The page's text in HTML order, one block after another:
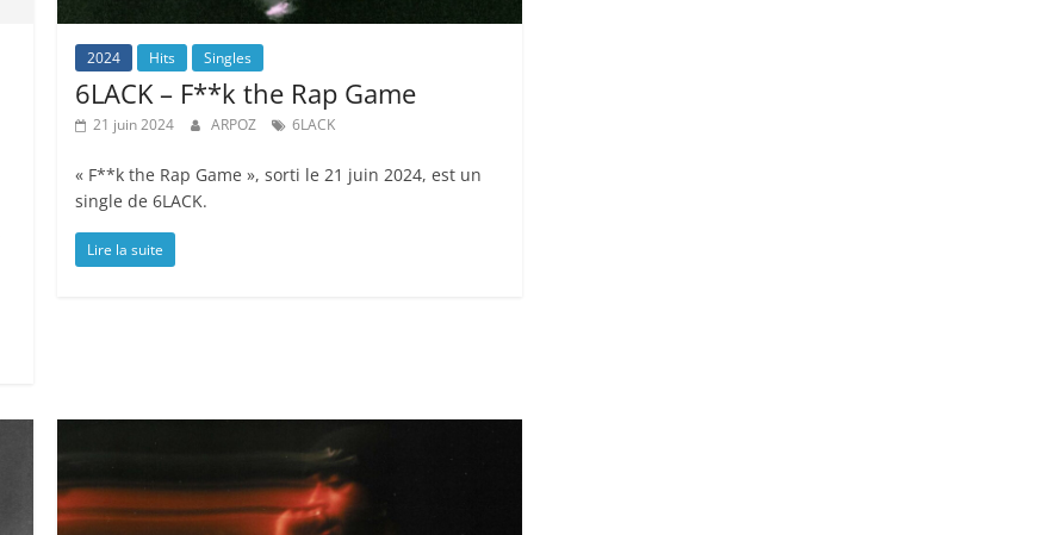
2024 Hits Singles
6LACK – F**k the Rap Game
21 juin 2024 ARPOZ 6LACK
« F**k the Rap Game », sorti le 21 juin 2024, est un
single de 6LACK.
Lire la suite